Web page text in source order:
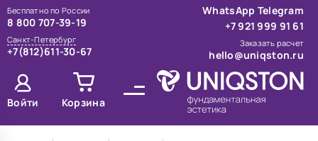
8 800 707-39-19
Бесплатно по России
+7(812)611-30-67
Санкт-Петербург
+7 921 999 91 61
WhatsApp Telegram
hello@uniqston.ru
Заказать расчет
Войти Корзина